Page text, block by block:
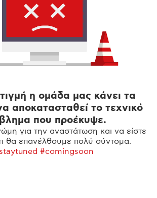
η ομάδα μας κάνει τα
αποκατασταθεί το τεχνικό
που προέκυψε.
για την αναστάτωση και να είστε
θα επανέλθουμε πολύ σύντομα.
#comingsoon